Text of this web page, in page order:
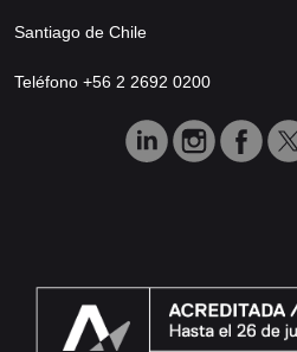
Santiago de Chile
Teléfono +56 2 2692 0200